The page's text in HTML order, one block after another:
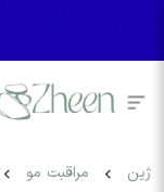
ژین مراقبت مو